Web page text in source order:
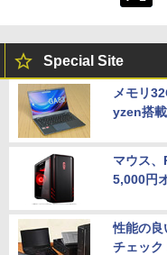
Special Site
メモリ
yzen搭
マウス
5,000円
性能の良
チェック